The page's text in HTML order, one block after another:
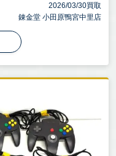
2026/03/30買取
錬金堂 小田原鴨宮中里店